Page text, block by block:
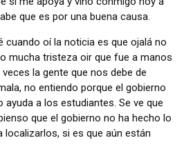
que es por una buena causa.
cuando oí la noticia es que ojalá no
mucha tristeza oir que fue a manos
la gente que nos debe de
no entiendo porque el gobierno
ayuda a los estudiantes. Se ve que
que el gobierno no ha hecho lo
localizarlos, si es que aún están